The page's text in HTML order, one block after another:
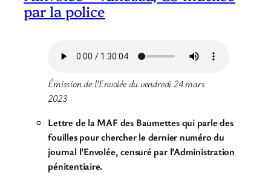
par la police
Émission de l’Envolée du vendredi 24 mars
2023
Lettre de la MAF des Baumettes qui parle des
fouilles pour chercher le dernier numéro du
journal l’Envolée, censuré par l’Administration
pénitentiaire.